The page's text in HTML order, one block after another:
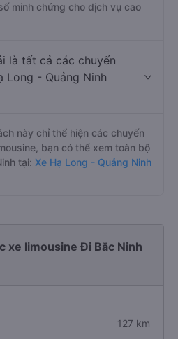
minh chứng cho dịch vụ cao
Long - Quảng Ninh
này chỉ thể hiện các chuyến